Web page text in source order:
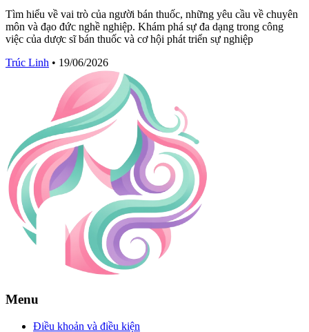
Tìm hiểu về vai trò của người bán thuốc, những yêu cầu về chuyên
môn và đạo đức nghề nghiệp. Khám phá sự đa dạng trong công
việc của dược sĩ bán thuốc và cơ hội phát triển sự nghiệp
Trúc Linh • 19/06/2026
Menu
Điều khoản và điều kiện